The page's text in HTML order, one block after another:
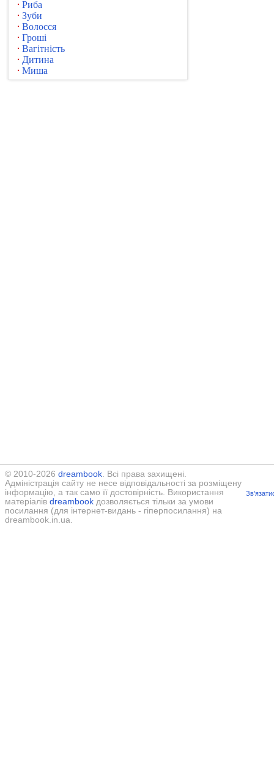
Риба
Зуби
Волосся
Гроші
Вагітність
Дитина
Миша
© 2010-2026 dreambook. Всі права захищені.
Адміністрація сайту не несе відповідальності за розміщену
інформацію, а так само її достовірність. Використання
матеріалів dreambook дозволяється тільки за умови
посилання (для інтернет-видань - гіперпосилання) на
dreambook.in.ua.